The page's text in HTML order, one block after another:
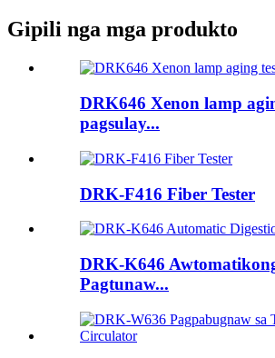
Gipili nga mga produkto
DRK646 Xenon lamp
pagsulay...
DRK-F416 Fiber Tester
DRK-K646
Pagtunaw...